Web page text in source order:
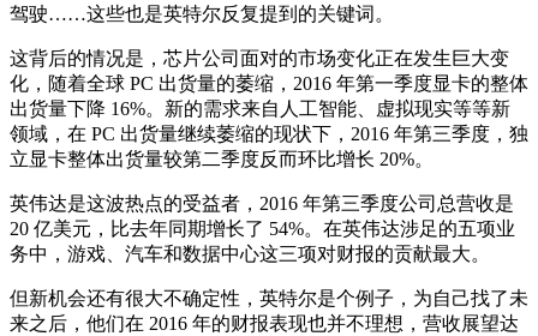
驾驶……这些也是英特尔反复提到的关键词。
这背后的情况是，芯片公司面对的市场变化正在发生巨大变
化，随着全球 PC 出货量的萎缩，2016 年第一季度显卡的整体
出货量下降 16%。新的需求来自人工智能、虚拟现实等等新
领域，在 PC 出货量继续萎缩的现状下，2016 年第三季度，独
立显卡整体出货量较第二季度反而环比增长 20%。
英伟达是这波热点的受益者，2016 年第三季度公司总营收是
20 亿美元，比去年同期增长了 54%。在英伟达涉足的五项业
务中，游戏、汽车和数据中心这三项对财报的贡献最大。
但新机会还有很大不确定性，英特尔是个例子，为自己找了未
来之后，他们在 2016 年的财报表现也并不理想，营收展望达